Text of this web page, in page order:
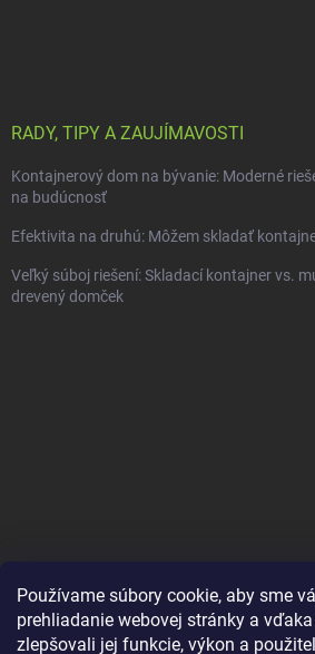
Používame súbory cookie, aby sme
prehliadanie webovej stránky a
zlepšovali jej funkcie, výkon a
RADY, TIPY A ZAUJÍMAVOSTI
Kontajnerový dom na bývanie: Moderné
na budúcnosť
Efektivita na druhú: Môžem skladať
Veľký súboj riešení: Skladací kontajner vs.
drevený domček